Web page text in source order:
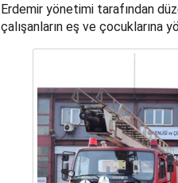
Erdemir yönetimi tarafından
çalışanların eş ve çocuklarına